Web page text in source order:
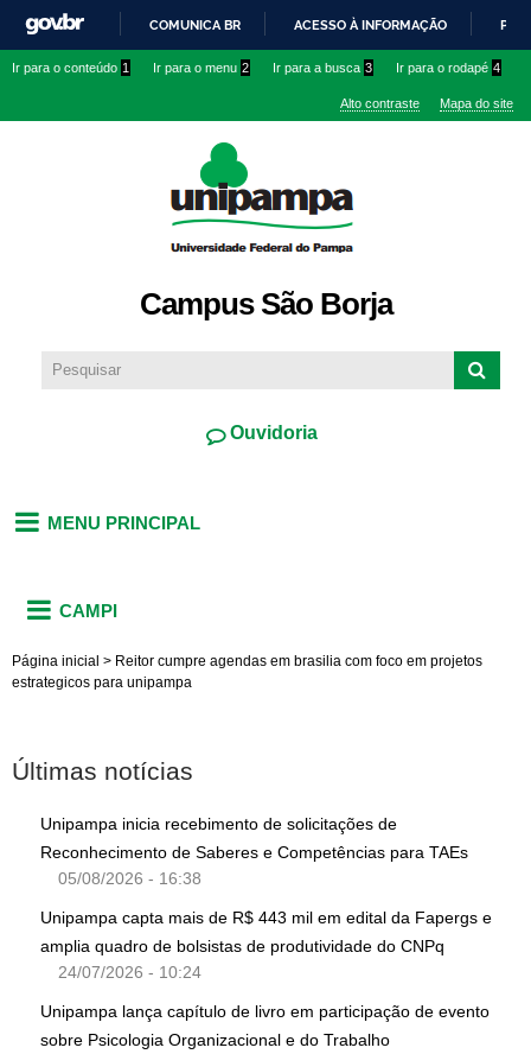
conteúdo
IR
O
COMUNICA BR ACESSO À INFORMAÇÃO
Ir para o conteúdo 1 Ir para o menu 2 Ir para a busca 3 Ir para o rodapé 4
Alto contraste Mapa do site
Campus São Borja
Ouvidoria
MENU PRINCIPAL
CAMPI
Página inicial > Reitor cumpre agendas em brasilia com foco em projetos
estrategicos para unipampa
Últimas notícias
Unipampa inicia recebimento de solicitações de
Reconhecimento de Saberes e Competências para TAEs
05/08/2026 - 16:38
Unipampa capta mais de R$ 443 mil em edital da Fapergs e
amplia quadro de bolsistas de produtividade do CNPq
24/07/2026 - 10:24
Unipampa lança capítulo de livro em participação de evento
sobre Psicologia Organizacional e do Trabalho